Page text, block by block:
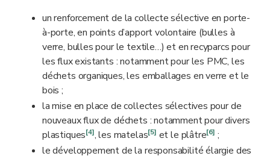
un renforcement de la collecte sélective en porte-
à-porte, en points d’apport volontaire (bulles à
verre, bulles pour le textile…) et en recyparcs pour
les flux existants : notamment pour les PMC, les
déchets organiques, les emballages en verre et le
bois ;
la mise en place de collectes sélectives pour de
nouveaux flux de déchets : notamment pour divers
plastiques[4], les matelas[5] et le plâtre[6] ;
le développement de la responsabilité élargie des